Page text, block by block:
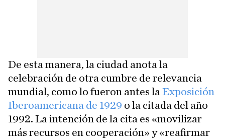
De esta manera, la ciudad anota la
celebración de otra cumbre de relevancia
mundial, como lo fueron antes la Exposición
Iberoamericana de 1929 o la citada del año
1992. La intención de la cita es «movilizar
más recursos en cooperación» y «reafirmar